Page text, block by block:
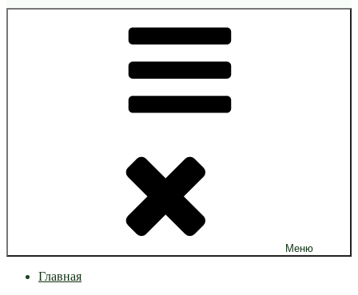
Меню
Главная